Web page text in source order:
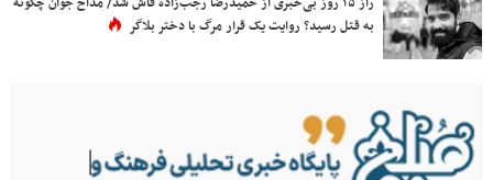
به قتل رسید؟ روایت یک قرار مرگ با دختر بلاگر